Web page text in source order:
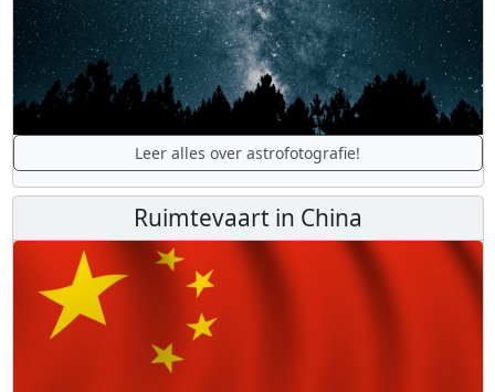
Leer alles over astrofotografie!
Ruimtevaart in China